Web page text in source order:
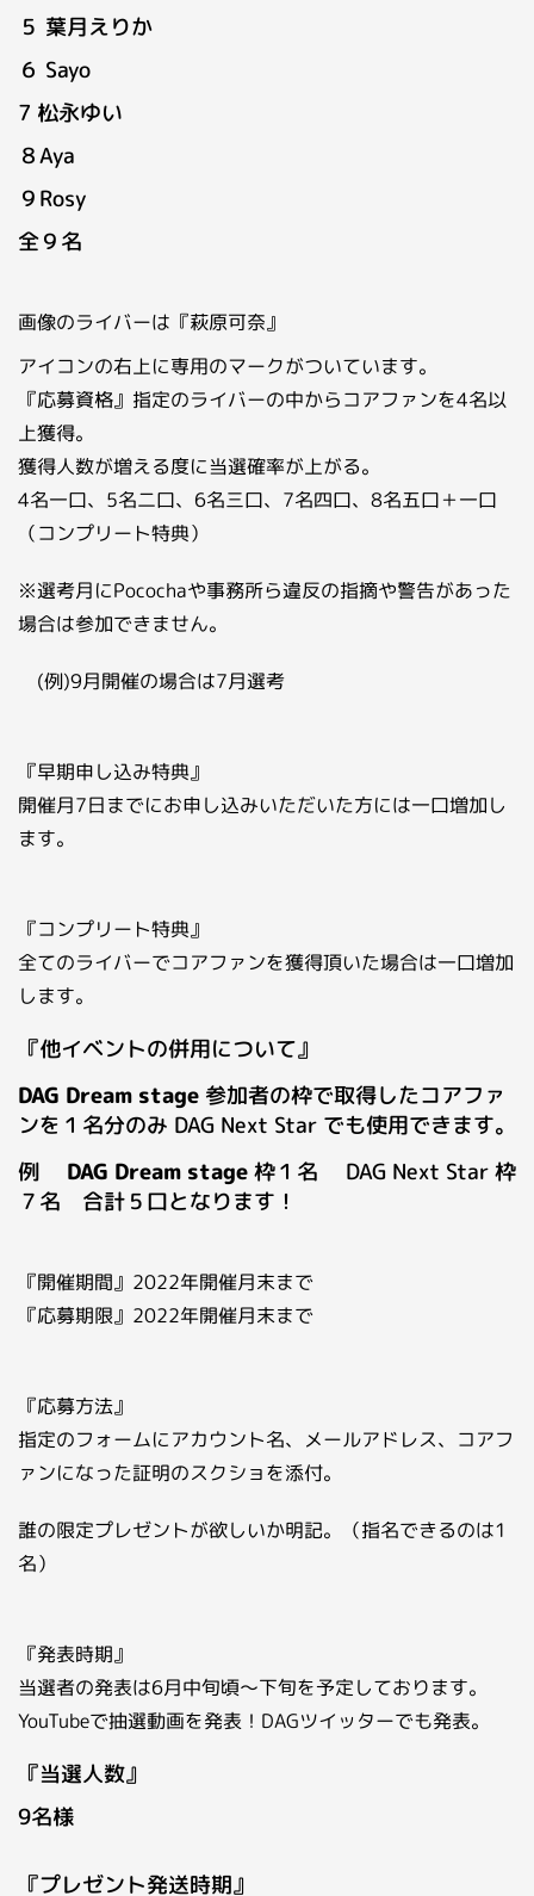
５ 葉月えりか
６ Sayo
7 松永ゆい
８Aya
９Rosy
全９名
画像のライバーは『萩原可奈』
アイコンの右上に専用のマークがついています。
『応募資格』指定のライバーの中からコアファンを4名以
上獲得。
獲得人数が増える度に当選確率が上がる。
4名一口、5名二口、6名三口、7名四口、8名五口＋一口
（コンプリート特典）
※選考月にPocochaや事務所ら違反の指摘や警告があった
場合は参加できません。
(例)9月開催の場合は7月選考
『早期申し込み特典』
開催月7日までにお申し込みいただいた方には一口増加し
ます。
『コンプリート特典』
全てのライバーでコアファンを獲得頂いた場合は一口増加
します。
『他イベントの併用について』
DAG Dream stage 参加者の枠で取得したコアファ
ンを１名分のみ DAG Next Star でも使用できます。
例 DAG Dream stage 枠１名 DAG Next Star 枠
７名 合計５口となります！
『開催期間』2022年開催月末まで
『応募期限』2022年開催月末まで
『応募方法』
指定のフォームにアカウント名、メールアドレス、コアフ
ァンになった証明のスクショを添付。
誰の限定プレゼントが欲しいか明記。（指名できるのは1
名）
『発表時期』
当選者の発表は6月中旬頃～下旬を予定しております。
YouTubeで抽選動画を発表！DAGツイッターでも発表。
『当選人数』
9名様
『プレゼント発送時期』